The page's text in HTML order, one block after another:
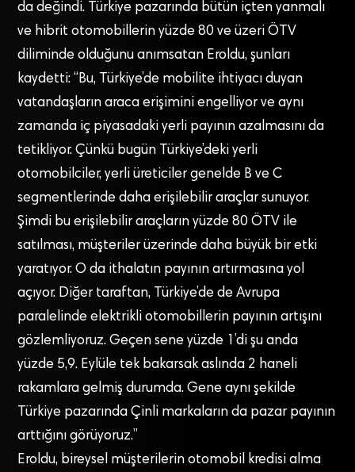
da değindi. Türkiye pazarında bütün içten yanmalı
ve hibrit otomobillerin yüzde 80 ve üzeri ÖTV
diliminde olduğunu anımsatan Eroldu, şunları
kaydetti: “Bu, Türkiye’de mobilite ihtiyacı duyan
vatandaşların araca erişimini engelliyor ve aynı
zamanda iç piyasadaki yerli payının azalmasını da
tetikliyor. Çünkü bugün Türkiye’deki yerli
otomobilciler, yerli üreticiler genelde B ve C
segmentlerinde daha erişilebilir araçlar sunuyor.
Şimdi bu erişilebilir araçların yüzde 80 ÖTV ile
satılması, müşteriler üzerinde daha büyük bir etki
yaratıyor. O da ithalatın payının artırmasına yol
açıyor. Diğer taraftan, Türkiye’de de Avrupa
paralelinde elektrikli otomobillerin payının artışını
gözlemliyoruz. Geçen sene yüzde 1’di şu anda
yüzde 5,9. Eylüle tek bakarsak aslında 2 haneli
rakamlara gelmiş durumda. Gene aynı şekilde
Türkiye pazarında Çinli markaların da pazar payının
arttığını görüyoruz.”
Eroldu, bireysel müşterilerin otomobil kredisi alma